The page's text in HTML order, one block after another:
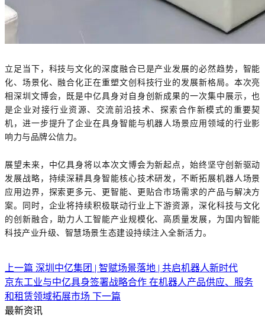
立足当下，科技与文化的深度融合已是产业发展的必然趋势，智能
化、场景化、融合化正在重塑文创科技行业的发展新格局。本次亮
相深圳文博会，既是中亿具身对自身创新成果的一次集中展示，也
是企业对接行业资源、交流前沿技术、探索合作新模式的重要契
机，进一步提升了企业在具身智能与机器人场景应用领域的行业影
响力与品牌公信力。
展望未来，中亿具身将以本次文博会为新起点，始终坚守创新驱动
发展战略，持续深耕具身智能核心技术研发，不断拓展机器人场景
应用边界，探索更多元、更智能、更贴合市场需求的产品与解决方
案。同时，企业将持续积极联动行业上下游资源，深化科技与文化
的创新融合，助力人工智能产业规模化、高质量发展，为国内智能
科技产业升级、智慧场景生态建设持续注入全新活力。
上一篇 深圳中亿集团 | 智赋场景落地 | 共启机器人新时代
京东工业与中亿具身签署战略合作 在机器人产品供应、服务
和租赁领域拓展市场 下一篇
最新资讯